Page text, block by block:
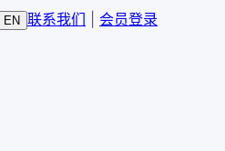
EN 联系我们 会员登录